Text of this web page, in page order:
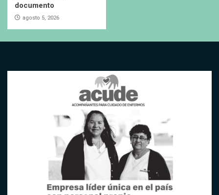
documento
agosto 5, 2026